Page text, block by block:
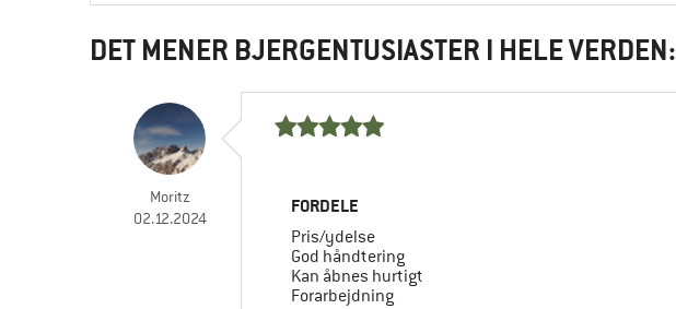
DET MENER BJERGENTUSIASTER I HELE VERDEN:
Moritz
02.12.2024
FORDELE
Pris/ydelse
God håndtering
Kan åbnes hurtigt
Forarbejdning